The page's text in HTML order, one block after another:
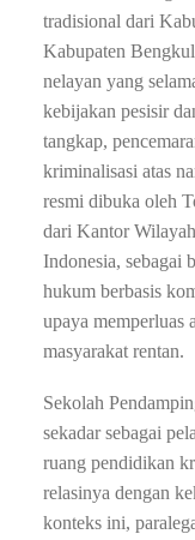
tradisional dari
Kabupaten
nelayan yang
kebijakan pesisir
tangkap,
kriminalisasi atas
resmi dibuka oleh
dari Kantor
Indonesia, sebagai
hukum berbasis
upaya memperluas
masyarakat rentan.
Sekolah
sekadar sebagai
ruang pendidikan
relasinya dengan
konteks ini,